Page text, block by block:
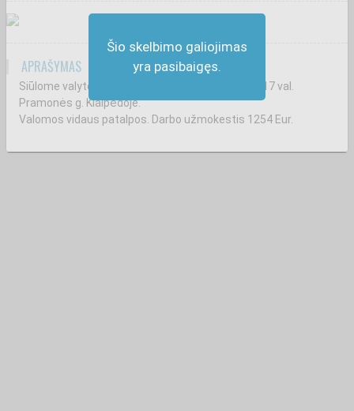
Šio skelbimo galiojimas
yra pasibaigęs.
APRAŠYMAS
Siūlome valytojos(-jo) darbą pilnu etatu nuo 8 iki 17 val.
Pramonės g. Klaipėdoje.
Valomos vidaus patalpos. Darbo užmokestis 1254 Eur.